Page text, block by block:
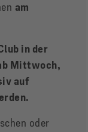
am
in der
Mittwoch,
auf
oder